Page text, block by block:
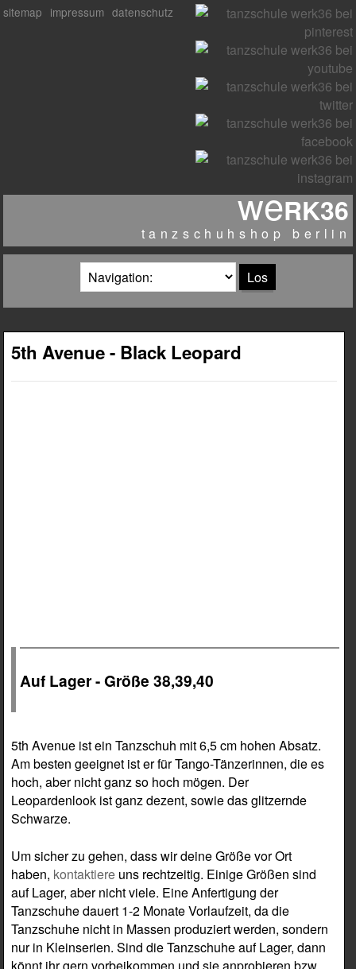
sitemap impressum datenschutz
weRK36
tanzschuhshop berlin
5th Avenue - Black Leopard
Auf Lager - Größe 38,39,40
5th Avenue ist ein Tanzschuh mit 6,5 cm hohen Absatz.
Am besten geeignet ist er für Tango-Tänzerinnen, die es
hoch, aber nicht ganz so hoch mögen. Der
Leopardenlook ist ganz dezent, sowie das glitzernde
Schwarze.
Um sicher zu gehen, dass wir deine Größe vor Ort
haben, kontaktiere uns rechtzeitig. Einige Größen sind
auf Lager, aber nicht viele. Eine Anfertigung der
Tanzschuhe dauert 1-2 Monate Vorlaufzeit, da die
Tanzschuhe nicht in Massen produziert werden, sondern
nur in Kleinserien. Sind die Tanzschuhe auf Lager, dann